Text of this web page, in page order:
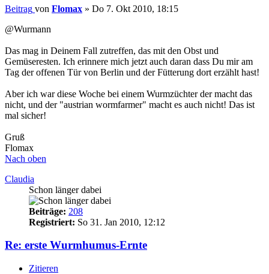
Beitrag von Flomax » Do 7. Okt 2010, 18:15
@Wurmann
Das mag in Deinem Fall zutreffen, das mit den Obst und
Gemüseresten. Ich erinnere mich jetzt auch daran dass Du mir am
Tag der offenen Tür von Berlin und der Fütterung dort erzählt hast!
Aber ich war diese Woche bei einem Wurmzüchter der macht das
nicht, und der "austrian wormfarmer" macht es auch nicht! Das ist
mal sicher!
Gruß
Flomax
Nach oben
Claudia
Schon länger dabei
Beiträge: 208
Registriert: So 31. Jan 2010, 12:12
Re: erste Wurmhumus-Ernte
Zitieren